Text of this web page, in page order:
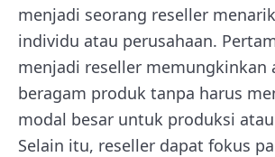
menjadi seorang reseller
individu atau perusahaan.
menjadi reseller memungkinkan
beragam produk tanpa harus
modal besar untuk produksi
Selain itu, reseller dapat fokus